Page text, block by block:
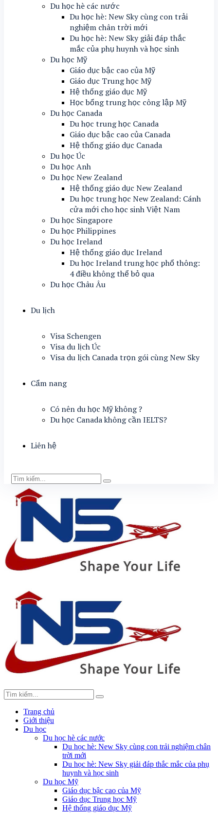
Du học hè các nước
Du học hè: New Sky cùng con trải
nghiệm chân trời mới
Du học hè: New Sky giải đáp thắc
mắc của phụ huynh và học sinh
Du học Mỹ
Giáo dục bậc cao của Mỹ
Giáo dục Trung học Mỹ
Hệ thống giáo dục Mỹ
Học bổng trung học công lập Mỹ
Du học Canada
Du học trung học Canada
Giáo dục bậc cao của Canada
Hệ thống giáo dục Canada
Du học Úc
Du học Anh
Du học New Zealand
Hệ thống giáo dục New Zealand
Du học trung học New Zealand: Cánh
cửa mới cho học sinh Việt Nam
Du học Singapore
Du học Philippines
Du học Ireland
Hệ thống giáo dục Ireland
Du học Ireland trung học phổ thông:
4 điều không thể bỏ qua
Du học Châu Âu
Du lịch
Visa Schengen
Visa du lịch Úc
Visa du lịch Canada trọn gói cùng New Sky
Cẩm nang
Có nên du học Mỹ không ?
Du học Canada không cần IELTS?
Liên hệ
Trang chủ
Giới thiệu
Du học
Du học hè các nước
Du học hè: New Sky cùng con trải nghiệm chân
trời mới
Du học hè: New Sky giải đáp thắc mắc của phụ
huynh và học sinh
Du học Mỹ
Giáo dục bậc cao của Mỹ
Giáo dục Trung học Mỹ
Hệ thống giáo dục Mỹ